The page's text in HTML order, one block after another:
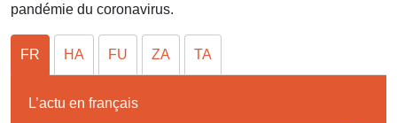
pandémie du coronavirus.
FR HA FU ZA TA
L’actu en français